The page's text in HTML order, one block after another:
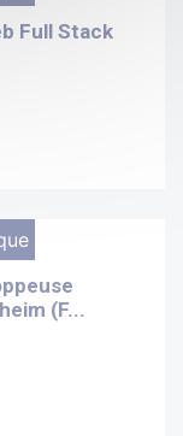
Full Stack
(F...